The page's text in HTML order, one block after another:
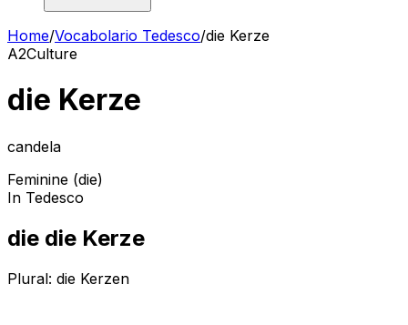
Home/Vocabolario Tedesco/die Kerze
A2Culture
die Kerze
candela
Feminine (die)
In Tedesco
die die Kerze
Plural: die Kerzen